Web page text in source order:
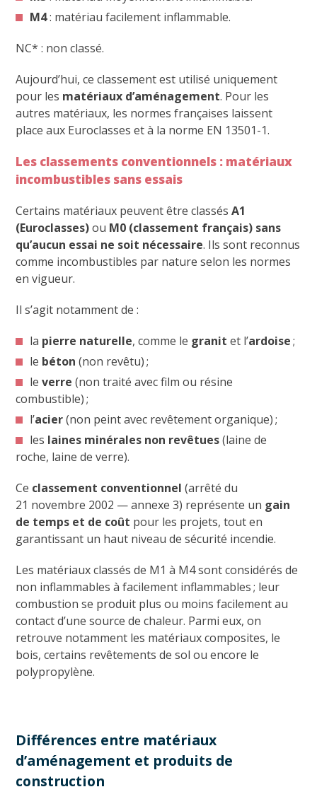
M4: matériau facilement inflammable.
NC* : non classé.
Aujourd’hui, ce classement est utilisé uniquement
pour les matériaux d’aménagement. Pour les
autres matériaux, les normes françaises laissent
place aux Euroclasses et à la norme EN 13501-1.
Les classements conventionnels : matériaux
incombustibles sans essais
Certains matériaux peuvent être classésA1
(Euroclasses)ou M0 (classement français) sans
qu’aucun essai ne soit nécessaire. Ils sont reconnus
comme incombustibles par nature selon les normes
en vigueur.
Il s’agit notamment de :
la pierre naturelle, comme le granit et l’ardoise;
le béton (non revêtu) ;
leverre (non traité avec film ou résine
combustible) ;
l’acier(non peint avec revêtement organique) ;
les laines minérales non revêtues(laine de
roche, laine de verre).
Ce classement conventionnel(arrêté du
21 novembre 2002 — annexe 3) représente un gain
de temps et de coût pour les projets, tout en
garantissant un haut niveau de sécurité incendie.
Les matériaux classés de M1 à M4 sont considérés de
non inflammables à facilement inflammables ; leur
combustion se produit plus ou moins facilement au
contact d’une source de chaleur. Parmi eux, on
retrouve notamment les matériaux composites, le
bois, certains revêtements de sol ou encore le
polypropylène.
Différences entre matériaux
d’aménagement et produits de
construction